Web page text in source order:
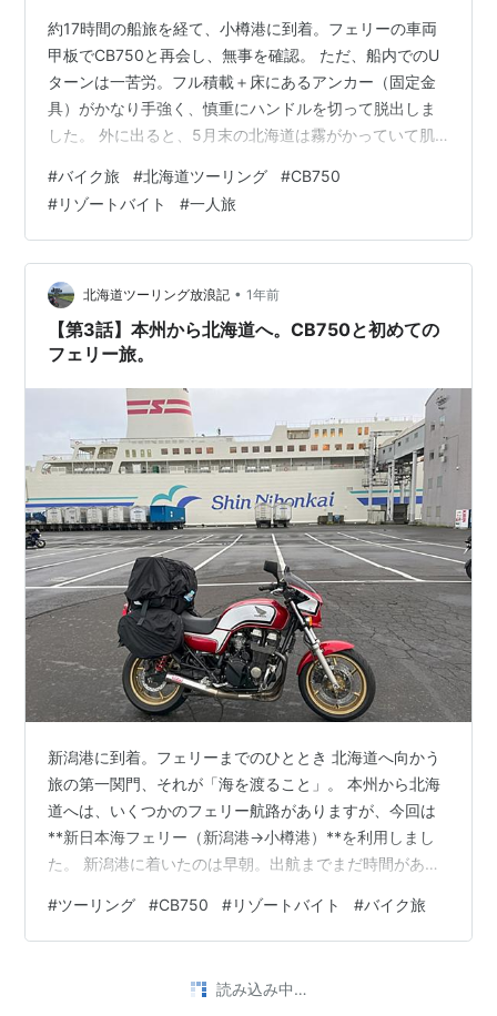
約17時間の船旅を経て、小樽港に到着。フェリーの車両
甲板でCB750と再会し、無事を確認。 ただ、船内でのU
ターンは一苦労。フル積載＋床にあるアンカー（固定金
具）がかなり手強く、慎重にハンドルを切って脱出しま
した。 外に出ると、5月末の北海道は霧がかっていて肌
た。 絶景ロード「オロロンライン」をひた走る 小樽港を
出発し、目指すは日本最北の街・稚内。 その道中で通る
のが、北海道屈指のツーリングルート「オロロンライ
ン」。 左右に広がる牧草地と日本海。どこまでも続く一
本道に、自然のスケールの大きさを感じながら走りまし
た。 ただし、注意点がひとつ。 とに…
#バイク旅 #北海道ツーリング #CB750
#リゾートバイト #一人旅
北海道ツーリング放浪記 • 1年前
【第3話】本州から北海道へ。CB750と初めての
フェリー旅。
新潟港に到着。フェリーまでのひととき 北海道へ向かう
旅の第一関門、それが「海を渡ること」。 本州から北海
道へは、いくつかのフェリー航路がありますが、今回は
**新日本海フェリー（新潟港→小樽港）**を利用しまし
た。 新潟港に着いたのは早朝。出航までまだ時間があっ
「CB750をフェリーに乗せるのは初めて…大丈夫か
な？」そんな不安を抱えながら、港へと向かいました。
り 係員の誘導に従って、バイクを船内に固定。 航海中、
#ツーリング #CB750 #リゾートバイト #バイク旅
読み込み中…